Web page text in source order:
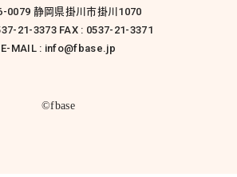
0079 静岡県掛川市掛川1070
21-3373 FAX : 0537-21-3371
E-MAIL : info@fbase.jp
©fbase